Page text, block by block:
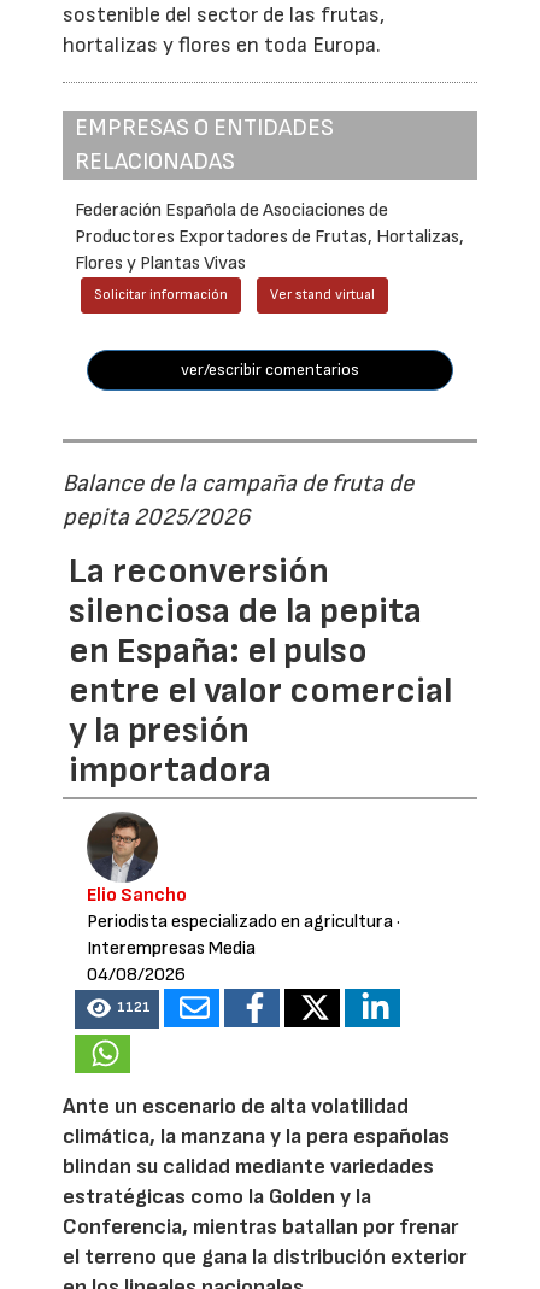
sostenible del sector de las frutas,
hortalizas y flores en toda Europa.
EMPRESAS O ENTIDADES
RELACIONADAS
Federación Española de Asociaciones de
Productores Exportadores de Frutas, Hortalizas,
Flores y Plantas Vivas
Solicitar información Ver stand virtual
ver/escribir comentarios
Balance de la campaña de fruta de
pepita 2025/2026
La reconversión
silenciosa de la pepita
en España: el pulso
entre el valor comercial
y la presión
importadora
Elio Sancho
Periodista especializado en agricultura·
Interempresas Media
04/08/2026
1121
Ante un escenario de alta volatilidad
climática, la manzana y la pera españolas
blindan su calidad mediante variedades
estratégicas como la Golden y la
Conferencia, mientras batallan por frenar
el terreno que gana la distribución exterior